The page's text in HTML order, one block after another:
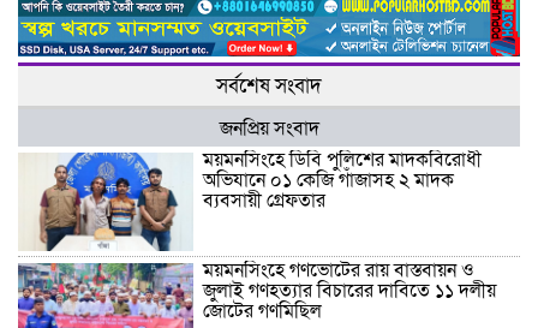
সর্বশেষ সংবাদ
জনপ্রিয় সংবাদ
ময়মনসিংহে ডিবি পুলিশের মাদকবিরোধী
অভিযানে ০১ কেজি গাঁজাসহ ২ মাদক
ব্যবসায়ী গ্রেফতার
ময়মনসিংহে গণভোটের রায় বাস্তবায়ন ও
জুলাই গণহত্যার বিচারের দাবিতে ১১ দলীয়
জোটের গণমিছিল